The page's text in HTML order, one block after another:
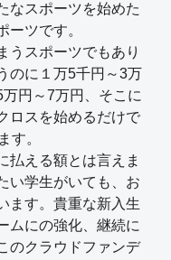
なスポーツを始めた
ーツです。
スポーツでもあり
のに１万5千円～3万
円～7万円、そこに
ロスを始めるだけで
す。
える額とは言えま
い学生がいても、お
ます。貴重な新入生
ムにの強化、継続に
のクラウドファンデ